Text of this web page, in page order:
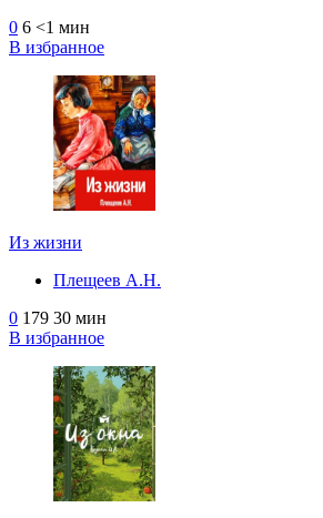
0 6 <1 мин
В избранное
Из жизни
Плещеев А.Н.
0 179 30 мин
В избранное